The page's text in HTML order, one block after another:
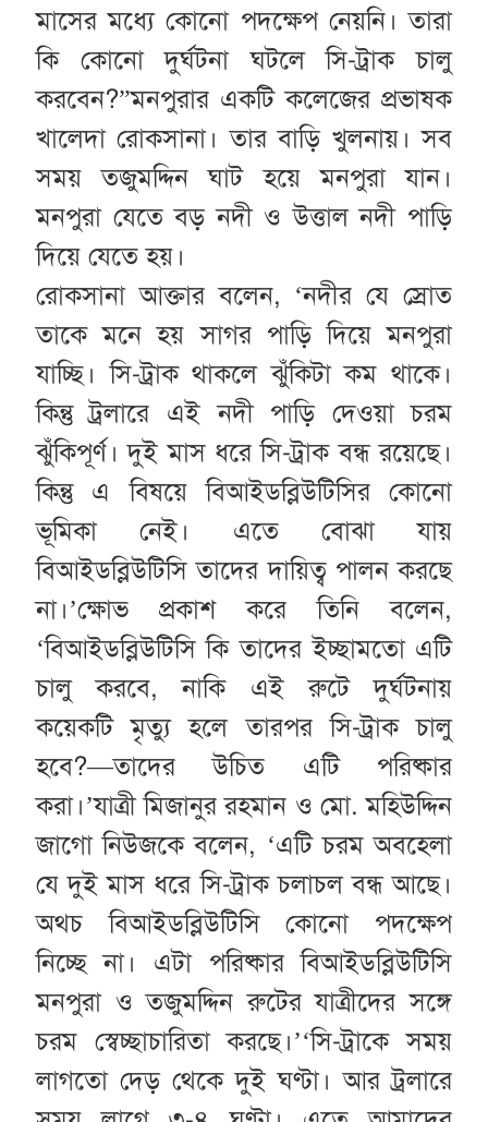
মাসের মধ্যে কোনো পদক্ষেপ নেয়নি। তারা
কি কোনো দুর্ঘটনা ঘটলে সি-ট্রাক চালু
করবেন?”মনপুরার একটি কলেজের প্রভাষক
খালেদা রোকসানা। তার বাড়ি খুলনায়। সব
সময় তজুমদ্দিন ঘাট হয়ে মনপুরা যান।
মনপুরা যেতে বড় নদী ও উত্তাল নদী পাড়ি
দিয়ে যেতে হয়।
রোকসানা আক্তার বলেন, ‘নদীর যে স্রোত
তাকে মনে হয় সাগর পাড়ি দিয়ে মনপুরা
যাচ্ছি। সি-ট্রাক থাকলে ঝুঁকিটা কম থাকে।
কিন্তু ট্রলারে এই নদী পাড়ি দেওয়া চরম
ঝুঁকিপূর্ণ। দুই মাস ধরে সি-ট্রাক বন্ধ রয়েছে।
কিন্তু এ বিষয়ে বিআইডব্লিউটিসির কোনো
ভূমিকা নেই। এতে বোঝা যায়
বিআইডব্লিউটিসি তাদের দায়িত্ব পালন করছে
না।’ক্ষোভ প্রকাশ করে তিনি বলেন,
‘বিআইডব্লিউটিসি কি তাদের ইচ্ছামতো এটি
চালু করবে, নাকি এই রুটে দুর্ঘটনায়
কয়েকটি মৃত্যু হলে তারপর সি-ট্রাক চালু
হবে?—তাদের উচিত এটি পরিষ্কার
করা।’যাত্রী মিজানুর রহমান ও মো. মহিউদ্দিন
জাগো নিউজকে বলেন, ‘এটি চরম অবহেলা
যে দুই মাস ধরে সি-ট্রাক চলাচল বন্ধ আছে।
অথচ বিআইডব্লিউটিসি কোনো পদক্ষেপ
নিচ্ছে না। এটা পরিষ্কার বিআইডব্লিউটিসি
মনপুরা ও তজুমদ্দিন রুটের যাত্রীদের সঙ্গে
চরম স্বেচ্ছাচারিতা করছে।’‘সি-ট্রাকে সময়
লাগতো দেড় থেকে দুই ঘণ্টা। আর ট্রলারে